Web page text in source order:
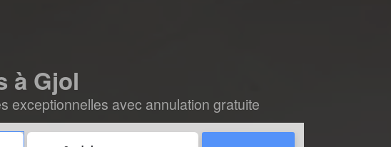
à Gjol
exceptionnelles avec annulation gratuite